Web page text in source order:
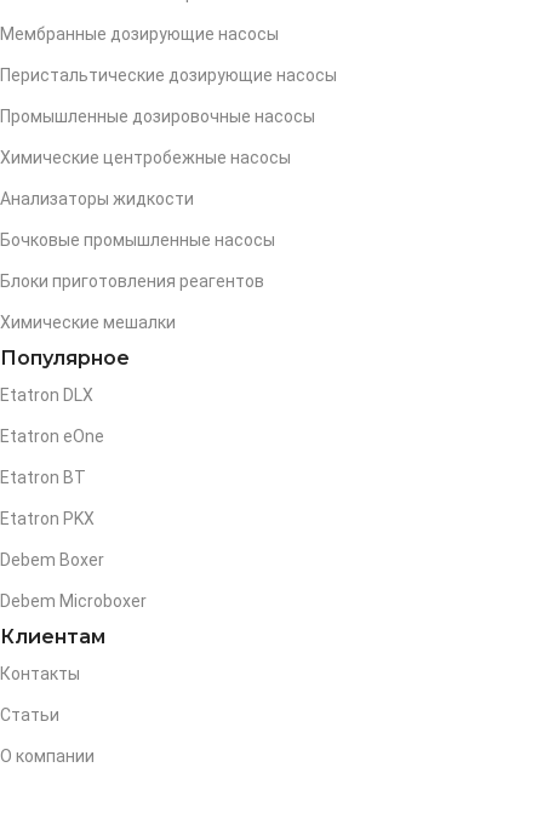
Мембранные дозирующие насосы
Перистальтические дозирующие насосы
Промышленные дозировочные насосы
Химические центробежные насосы
Анализаторы жидкости
Бочковые промышленные насосы
Блоки приготовления реагентов
Химические мешалки
Популярное
Etatron DLX
Etatron eOne
Etatron BT
Etatron PKX
Debem Boxer
Debem Microboxer
Клиентам
Контакты
Статьи
О компании